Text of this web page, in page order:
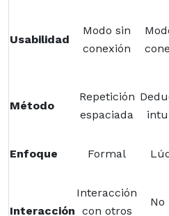
Usabilidad
Modo sin
conexión
Método
Repetición
espaciada
Enfoque Formal
Interacción
Interacción
con otros
No